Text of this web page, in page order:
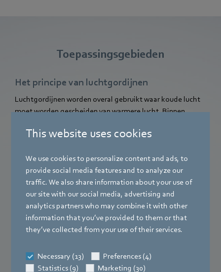
This website uses cookies
We use cookies to personalize content and ads, to
provide social media features and to analyze our
traffic. We also share information about your use of
our site with our social media, advertising and
analytics partners who may combine it with other
information that you’ve provided to them or that
they’ve collected from your use of their services.
Necessary (13)
Preferences (4)
Statistics (9)
Marketing (30)
Toepassingsgebieden
Het principe van luchtgordijnen
Luchtgordijnen worden overal gebruikt waar koude lucht
moet worden gescheiden van warmere lucht. Binnen
voorkomt dat koude lucht, bijv. in koelhuizen of
uit de aangrenzende ruimtes.